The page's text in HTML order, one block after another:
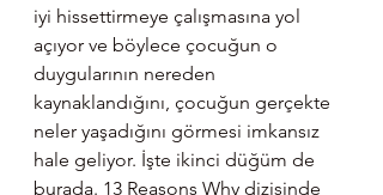
iyi hissettirmeye çalışmasına yol
açıyor ve böylece çocuğun o
duygularının nereden
kaynaklandığını, çocuğun gerçekte
neler yaşadığını görmesi imkansız
hale geliyor. İşte ikinci düğüm de
burada. 13 Reasons Why dizisinde